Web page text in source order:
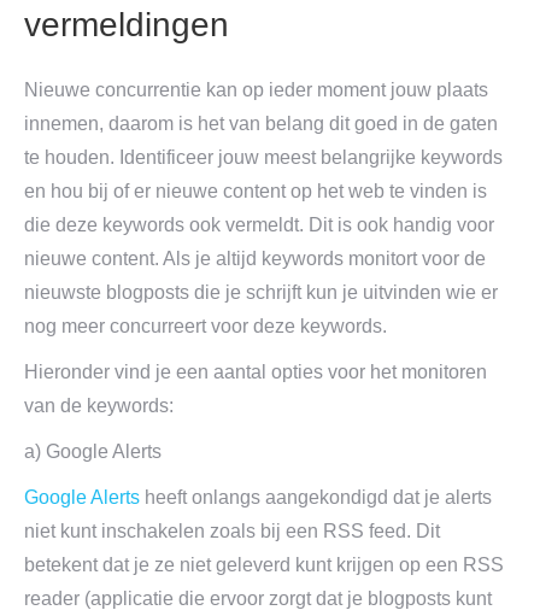
vermeldingen
Nieuwe concurrentie kan op ieder moment jouw plaats
innemen, daarom is het van belang dit goed in de gaten
te houden. Identificeer jouw meest belangrijke keywords
en hou bij of er nieuwe content op het web te vinden is
die deze keywords ook vermeldt. Dit is ook handig voor
nieuwe content. Als je altijd keywords monitort voor de
nieuwste blogposts die je schrijft kun je uitvinden wie er
nog meer concurreert voor deze keywords.
Hieronder vind je een aantal opties voor het monitoren
van de keywords:
a) Google Alerts
Google Alerts heeft onlangs aangekondigd dat je alerts
niet kunt inschakelen zoals bij een RSS feed. Dit
betekent dat je ze niet geleverd kunt krijgen op een RSS
reader (applicatie die ervoor zorgt dat je blogposts kunt